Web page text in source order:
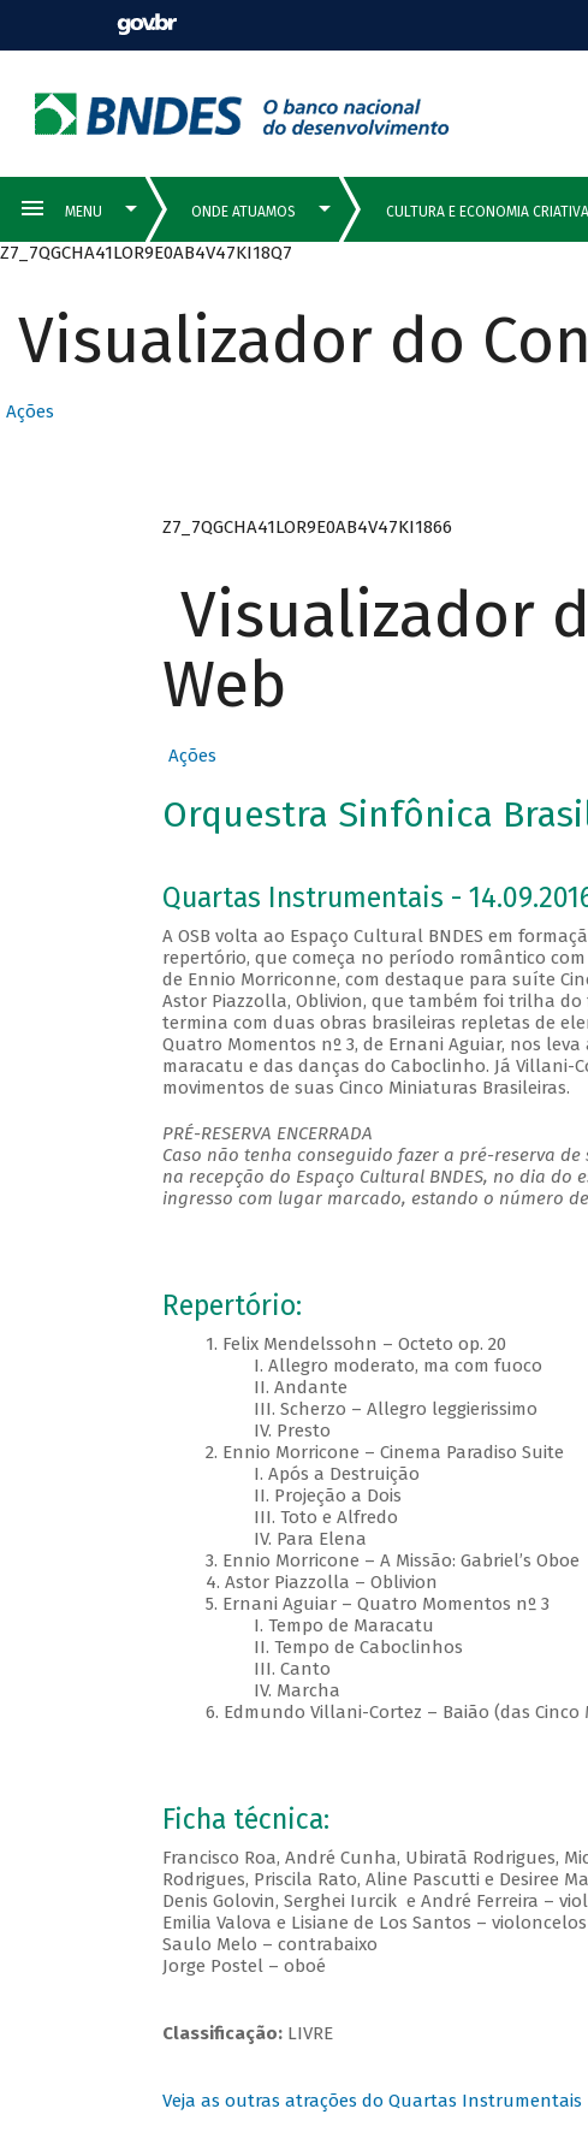
Z7_7QGCHA41LOR9E0AB4V47KI18Q7
Visualizador do
Ações
Z7_7QGCHA41LOR9E0AB4V47KI1866
Visualizador
Web
Ações
Orquestra Sinfônica
Quartas Instrumentais -
A OSB volta ao Espaço Cultural BNDES em
repertório, que começa no período romântico
de Ennio Morriconne, com destaque para suíte
Astor Piazzolla, Oblivion, que também foi trilha
termina com duas obras brasileiras repletas de
Quatro Momentos nº 3, de Ernani Aguiar, nos
maracatu e das danças do Caboclinho. Já Villani-
movimentos de suas Cinco Miniaturas Brasileiras.
PRÉ-RESERVA ENCERRADA
Caso não tenha conseguido fazer a pré-reserva
na recepção do Espaço Cultural BNDES, no dia
ingresso com lugar marcado, estando o número
Repertório:
1. Felix Mendelssohn – Octeto op. 20
I. Allegro moderato, ma com fuoco
II. Andante
III. Scherzo – Allegro leggierissimo
IV. Presto
2. Ennio Morricone – Cinema Paradiso Suite
I. Após a Destruição
II. Projeção a Dois
III. Toto e Alfredo
IV. Para Elena
3. Ennio Morricone – A Missão: Gabriel’s Oboe
4. Astor Piazzolla – Oblivion
5. Ernani Aguiar – Quatro Momentos nº 3
I. Tempo de Maracatu
II. Tempo de Caboclinhos
III. Canto
IV. Marcha
6. Edmundo Villani-Cortez – Baião (das Cinco
Ficha técnica:
Francisco Roa, André Cunha, Ubiratã Rodrigues,
Rodrigues, Priscila Rato, Aline Pascutti e Desiree
Denis Golovin, Serghei Iurcik e André Ferreira –
Emilia Valova e Lisiane de Los Santos – violoncelos
Saulo Melo – contrabaixo
Jorge Postel – oboé
Classificação:LIVRE
Veja as outras atrações do Quartas Instrumentais